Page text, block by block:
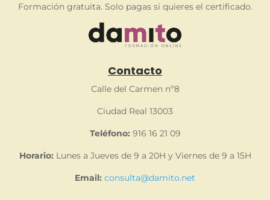
Formación gratuita. Solo pagas si quieres el certificado.
Contacto
Calle del Carmen nº8
Ciudad Real 13003
Teléfono: 916 16 21 09
Horario: Lunes a Jueves de 9 a 20H y Viernes de 9 a 15H
Email: consulta@damito.net